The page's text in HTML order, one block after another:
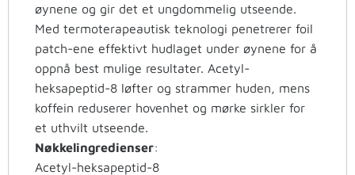
øynene og gir det et ungdommelig utseende.
Med termoterapeautisk teknologi penetrerer foil
patch-ene effektivt hudlaget under øynene for å
oppnå best mulige resultater. Acetyl-
heksapeptid-8 løfter og strammer huden, mens
koffein reduserer hovenhet og mørke sirkler for
et uthvilt utseende.
Nøkkelingredienser:
Acetyl-heksapeptid-8